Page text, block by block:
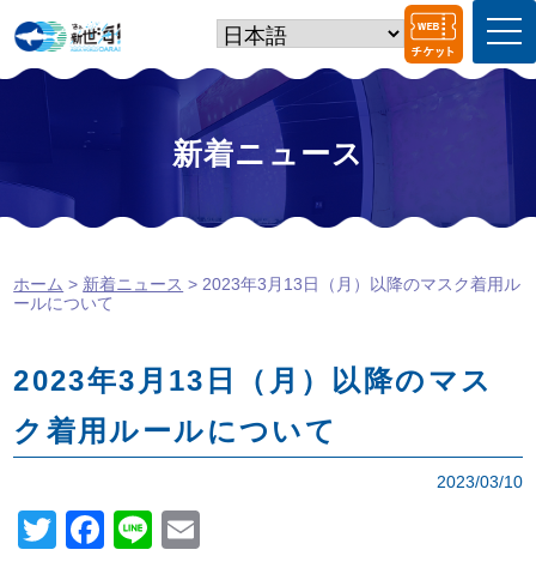
t
o
g
g
l
i
t
新着ニュース
ホーム > 新着ニュース > 2023年3月13日（月）以降のマスク着用ル
ールについて
2023年3月13日（月）以降のマス
ク着用ルールについて
2023/03/10
T
F
Li